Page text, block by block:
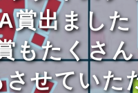
賞出まし
もたくさ
させていた